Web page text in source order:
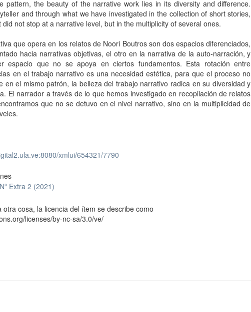
pattern, the beauty of the narrative work lies in its diversity and difference.
and through what we have investigated in the collection of short stories,
did not stop at a narrative level, but in the multiplicity of several ones.
que opera en los relatos de Noori Boutros son dos espacios diferenciados,
hacia narrativas objetivas, el otro en la narrativa de la auto-narración, y
espacio que no se apoya en ciertos fundamentos. Esta rotación entre
en el trabajo narrativo es una necesidad estética, para que el proceso no
en el mismo patrón, la belleza del trabajo narrativo radica en su diversidad y
El narrador a través de lo que hemos investigado en recopilación de relatos
que no se detuvo en el nivel narrativo, sino en la multiplicidad de
xmlui/654321/7790
Extra 2 (2021)
otra cosa, la licencia del ítem se describe como
licenses/by-nc-sa/3.0/ve/